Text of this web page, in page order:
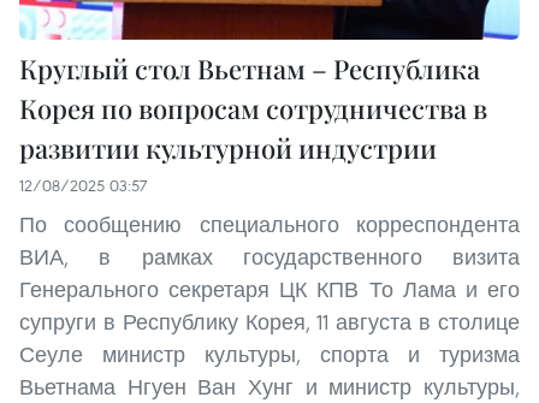
Круглый стол Вьетнам – Республика
Корея по вопросам сотрудничества в
развитии культурной индустрии
12/08/2025 03:57
По сообщению специального корреспондента
ВИА, в рамках государственного визита
Генерального секретаря ЦК КПВ То Лама и его
супруги в Республику Корея, 11 августа в столице
Сеуле министр культуры, спорта и туризма
Вьетнама Нгуен Ван Хунг и министр культуры,